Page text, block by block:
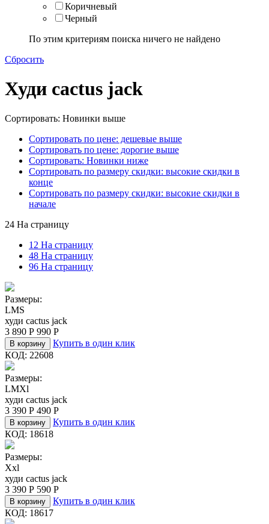
Коричневый
Черный
По этим критериям поиска ничего не найдено
Сбросить
Худи cactus jack
Сортировать: Новинки выше
Сортировать по цене: дешевые выше
Сортировать по цене: дорогие выше
Сортировать: Новинки ниже
Сортировать по размеру скидки: высокие скидки в
конце
Сортировать по размеру скидки: высокие скидки в
начале
24 На страницу
12 На страницу
48 На страницу
96 На страницу
Размеры:
LMS
худи cactus jack
3 890 Р 990 Р
В корзину
Купить в один клик
КОД: 22608
Размеры:
LMXl
худи cactus jack
3 390 Р 490 Р
В корзину
Купить в один клик
КОД: 18618
Размеры:
Xxl
худи cactus jack
3 390 Р 590 Р
В корзину
Купить в один клик
КОД: 18617